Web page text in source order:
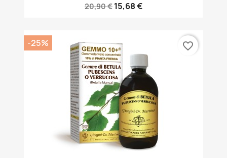
20,90 € 15,68 €
-25% favorite_border